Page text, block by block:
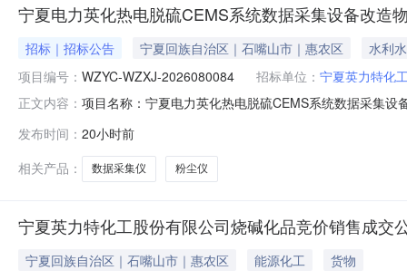
宁夏电力英化热电脱硫CEMS系统数据采集设备改造
招标｜招标公告 宁夏回族自治区｜石嘴山市｜惠农区
水利
项目编号： WZYC-WZXJ-2026080084 招标单位： 宁夏英力特化
正文内容： 项目名称：宁夏电力英化热电脱硫CEMS系统数据采集
统(CEMS系统)数据采集仪的供货或改造合同至少1个，
绩证明文件为
发布时间： 20小时前
相关产品：
数据采集仪 粉尘仪
宁夏英力特化工股份有限公司烧碱化品竞价销售成交
宁夏回族自治区｜石嘴山市｜惠农区 能源化工
货物